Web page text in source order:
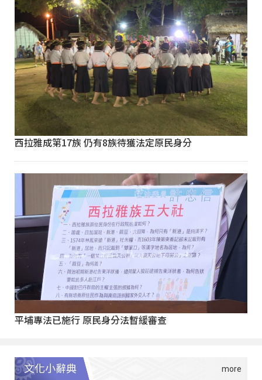
西拉雅成第17族 仍有8族待獲法定原民身分
平埔專法已施行 原民身分法暫緩審查
文化小辭典